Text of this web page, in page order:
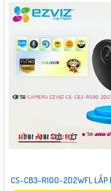
CS-CB3-R100-2D2WFL LẮP